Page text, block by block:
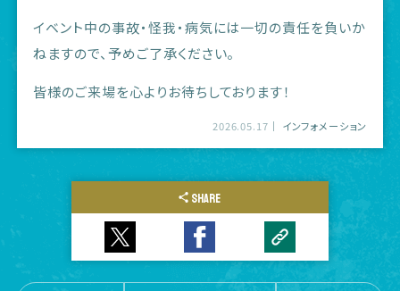
イベント中の事故・怪我・病気には一切の責任を負いか
ねますので、予めご了承ください。
皆様のご来場を心よりお待ちしております！
2026.05.17 インフォメーション
SHARE